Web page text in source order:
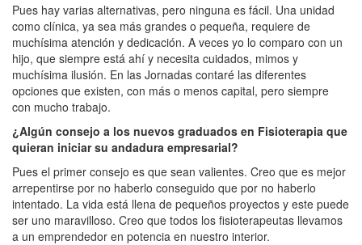
Pues hay varias alternativas, pero ninguna es fácil. Una unidad
como clínica, ya sea más grandes o pequeña, requiere de
muchísima atención y dedicación. A veces yo lo comparo con un
hijo, que siempre está ahí y necesita cuidados, mimos y
muchísima ilusión. En las Jornadas contaré las diferentes
opciones que existen, con más o menos capital, pero siempre
con mucho trabajo.
¿Algún consejo a los nuevos graduados en Fisioterapia que
quieran iniciar su andadura empresarial?
Pues el primer consejo es que sean valientes. Creo que es mejor
arrepentirse por no haberlo conseguido que por no haberlo
intentado. La vida está llena de pequeños proyectos y este puede
ser uno maravilloso. Creo que todos los fisioterapeutas llevamos
a un emprendedor en potencia en nuestro interior.